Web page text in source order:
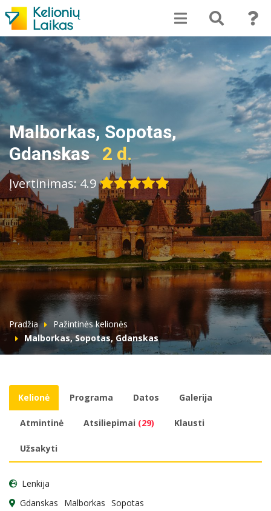
Malborkas, Sopotas,
Gdanskas
2 d.
Įvertinimas: 4.9
Pradžia
Pažintinės kelionės
Malborkas, Sopotas, Gdanskas
Kelionė Programa Datos Galerija
Atmintinė Atsiliepimai (29) Klausti
Užsakyti
Lenkija
Gdanskas
Malborkas Sopotas